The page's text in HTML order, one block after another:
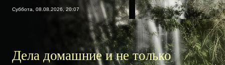
Суббота, 08.08.2026, 20:07
Дела домашние и не только